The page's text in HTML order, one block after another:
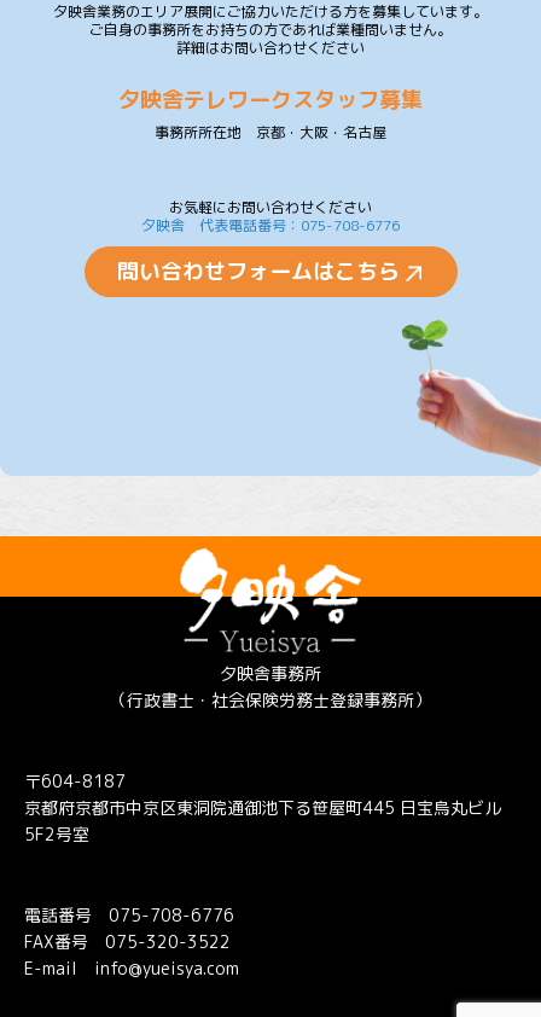
夕映舎業務のエリア展開にご協力いただける方を募集しています。
ご自身の事務所をお持ちの方であれば業種問いません。
詳細はお問い合わせください
夕映舎テレワークスタッフ募集
事務所所在地 京都・大阪・名古屋
お気軽にお問い合わせください
夕映舎 代表電話番号：075-708-6776
問い合わせフォームはこちら
夕映舎事務所
（行政書士・社会保険労務士登録事務所）
〒604-8187
京都府京都市中京区東洞院通御池下る笹屋町445 日宝烏丸ビル
5F2号室
電話番号 075-708-6776
FAX番号 075-320-3522
E-mail info@yueisya.com